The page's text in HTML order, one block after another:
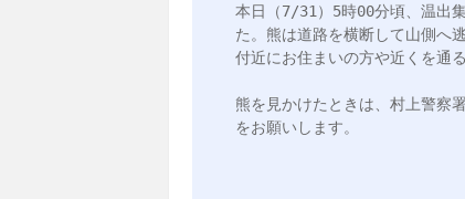
本日（7/31）5時00分頃、温出
た。熊は道路を横断して山側へ
付近にお住まいの方や近くを通
熊を見かけたときは、村上警
をお願いします。